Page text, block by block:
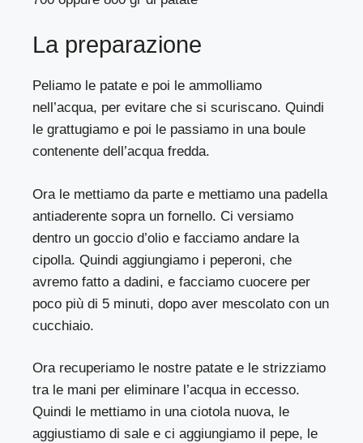
La preparazione
Peliamo le patate e poi le ammolliamo
nell’acqua, per evitare che si scuriscano. Quindi
le grattugiamo e poi le passiamo in una boule
contenente dell’acqua fredda.
Ora le mettiamo da parte e mettiamo una padella
antiaderente sopra un fornello. Ci versiamo
dentro un goccio d’olio e facciamo andare la
cipolla. Quindi aggiungiamo i peperoni, che
avremo fatto a dadini, e facciamo cuocere per
poco più di 5 minuti, dopo aver mescolato con un
cucchiaio.
Ora recuperiamo le nostre patate e le strizziamo
tra le mani per eliminare l’acqua in eccesso.
Quindi le mettiamo in una ciotola nuova, le
aggiustiamo di sale e ci aggiungiamo il pepe, le